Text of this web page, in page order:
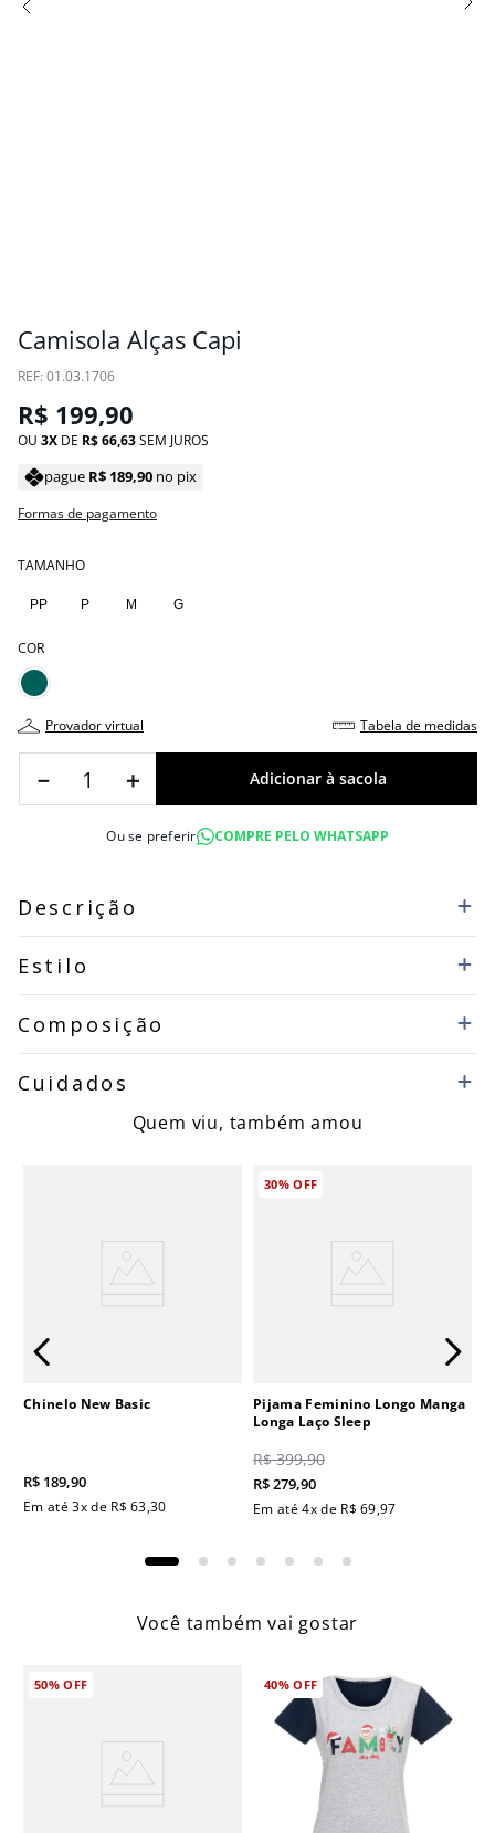
Camisola Alças Capi
: 01.03.1706
R$ 199,90
OU 3 DE R$66,63SEM JUROS
pague R$ 189,90 no pix
Formas de pagamento
TAMANHO
PP P M G
COR
provador virtual tabela de medidas
＋
－
Ou se preferir COMPRE PELO WHATSAPP
Descrição
Estilo
Composição
Cuidados
Quem viu, também amou
Chinelo New Basic
R$ 189,90
Em até3x de R$ 63,30
30%OFF
Pijama Feminino Longo Manga
Longa Laço Sleep
R$ 399,90
R$279,90
Em até4x de R$ 69,97
Você também vai gostar
50%OFF 40%OFF